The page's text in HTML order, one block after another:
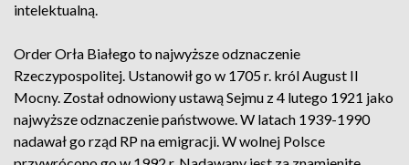
intelektualną.
Order Orła Białego to najwyższe odznaczenie
Rzeczypospolitej. Ustanowił go w 1705 r. król August II
Mocny. Został odnowiony ustawą Sejmu z 4 lutego 1921 jako
najwyższe odznaczenie państwowe. W latach 1939-1990
nadawał go rząd RP na emigracji. W wolnej Polsce